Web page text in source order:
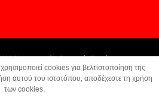
Με την επιφύλαξη παντός δικαιώματος.
Ιστοσελίδων:Z-Design.gr
cookies για βελτιστοποίηση της
αυτού του ιστοτόπου, αποδέχεστε τη χρήση
των cookies.